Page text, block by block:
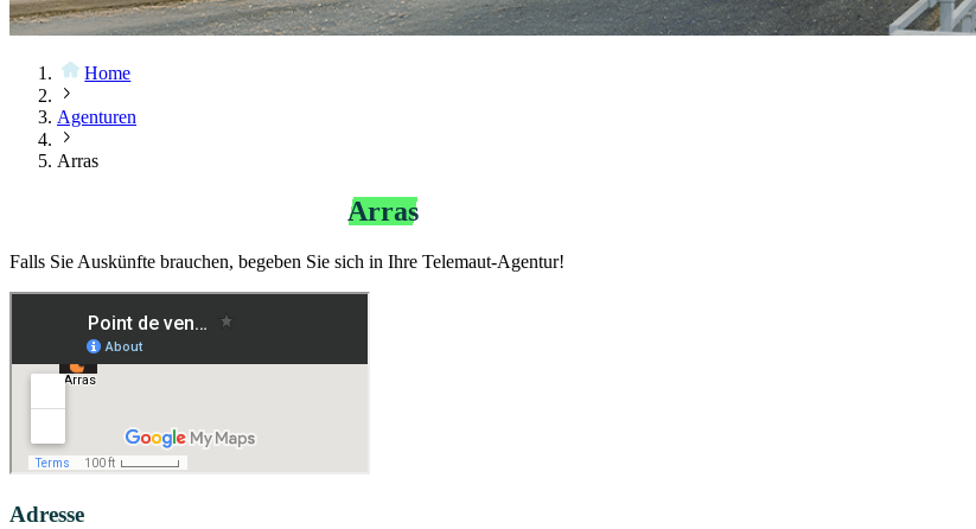
Home
Agenturen
Arras
Arras
Falls Sie Auskünfte brauchen, begeben Sie sich in Ihre Telemaut-Agentur!
Adresse